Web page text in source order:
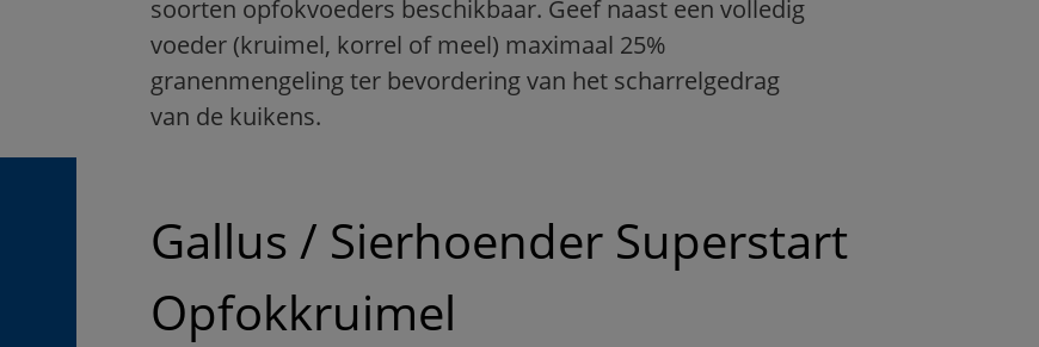
soorten opfokvoeders beschikbaar. Geef naast een volledig
voeder (kruimel, korrel of meel) maximaal 25%
granenmengeling ter bevordering van het scharrelgedrag
van de kuikens.
Gallus / Sierhoender Superstart
Opfokkruimel